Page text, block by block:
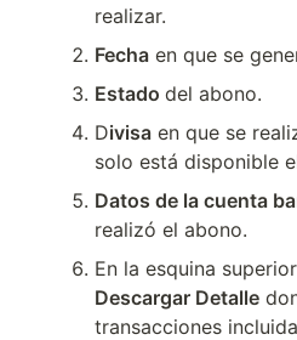
realizar.
Fecha en que se
Estado del abono.
Divisa en que se
solo está disponible
Datos de la cuenta
realizó el abono.
Descargar Detalle
transacciones